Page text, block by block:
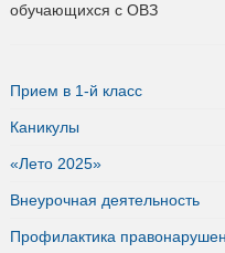
обучающихся с ОВЗ
Прием в 1-й класс
Каникулы
«Лето 2025»
Внеурочная деятельность
Профилактика